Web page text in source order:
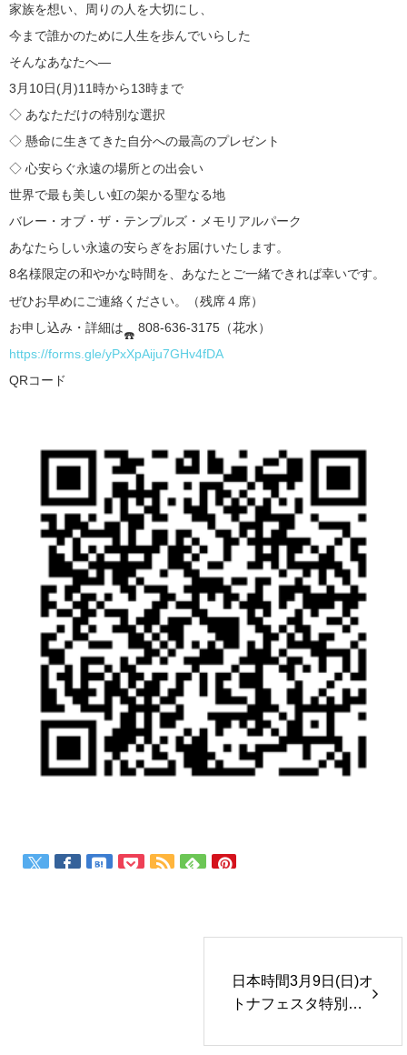
家族を想い、周りの人を大切にし、
今まで誰かのために人生を歩んでいらした
そんなあなたへ—
3月10日(月)11時から13時まで
◇ あなただけの特別な選択
◇ 懸命に生きてきた自分への最高のプレゼント
◇ 心安らぐ永遠の場所との出会い
世界で最も美しい虹の架かる聖なる地
バレー・オブ・ザ・テンプルズ・メモリアルパーク
あなたらしい永遠の安らぎをお届けいたします。
8名様限定の和やかな時間を、あなたとご一緒できれば幸いです。
ぜひお早めにご連絡ください。（残席４席）
お申し込み・詳細は
808-636-3175（花水）
https://forms.gle/yPxXpAiju7GHv4fDA
QRコード
日本時間3月9日(日)オ
トナフェスタ特別企